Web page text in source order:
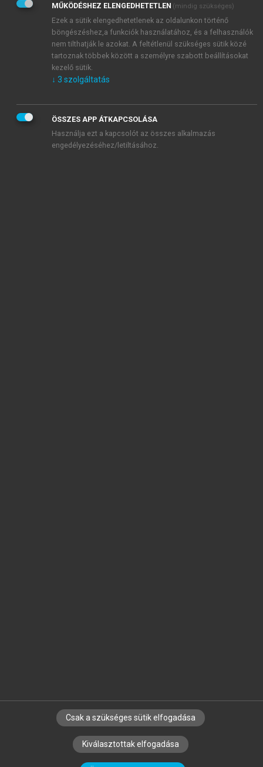
Adatkezelési tájékoztatóbanfoglaltakat tudomásul
veszem és elfogadom.
Általános vásárlási feltételeket, valamint a szotar.netés a
mersz.huoldalak licencszerződéseiben foglaltakat
tudomásul veszem és elfogadom.
KIPRÓBÁLOM
SZERZŐKNEK CÉGEKNEK KÖNYVTÁROSOKNAK
SZERKESZTÉSI ÉS LEKTORÁLÁSI ALAPELVEK
MŰKÖDÉSHEZ ELENGEDHETETLEN (mindig szükséges)
Ezek a sütik elengedhetetlenek az oldalunkon történő
böngészéshez,a funkciók használatához, és a felhasználók
nem tilthatják le azokat. A feltétlenül szükséges sütik közé
tartoznak többek között a személyre szabott beállításokat
kezelő sütik.
↓ 3 szolgáltatás
ÖSSZES APP ÁTKAPCSOLÁSA
Használja ezt a kapcsolót az összes alkalmazás
engedélyezéséhez/letiltásához.
Csak a szükséges sütik elfogadása
Kiválasztottak elfogadása